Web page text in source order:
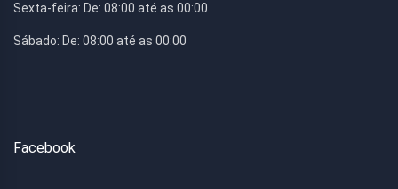
Sexta-feira: De: 08:00 até as 00:00
Sábado: De: 08:00 até as 00:00
Facebook